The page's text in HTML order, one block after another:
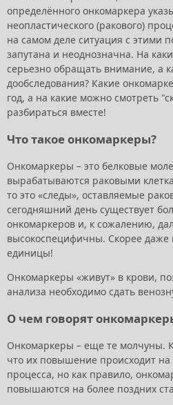
определённого онкомаркера
неопластического (ракового)
на самом деле ситуация с этими
запутана и неоднозначна. На
серьезно обращать внимание, а
дообследования? Какие
год, а на какие можно смотреть
разбираться вместе!
Что такое онкомаркеры?
Онкомаркеры – это белковые
вырабатываются раковыми
то это «следы», оставляемые
сегодняшний день существует
онкомаркеров и, к сожалению,
высокоспецифичны. Скорее даже
единицы!
Онкомаркеры «живут» в крови,
анализа необходимо сдать
О чем говорят
Онкомаркеры – еще те молчуны.
что их повышение происходит на
процесса, но как правило,
повышаются на более поздних